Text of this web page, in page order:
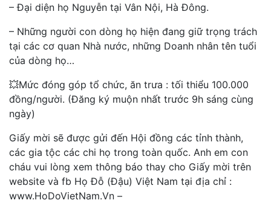
– Đại diện họ Nguyễn tại Vân Nội, Hà Đông.
– Những người con dòng họ hiện đang giữ trọng trách
tại các cơ quan Nhà nước, những Doanh nhân tên tuổi
của dòng họ…
💥Mức đóng góp tổ chức, ăn trưa : tối thiểu 100.000
đồng/người. (Đăng ký muộn nhất trước 9h sáng cùng
ngày)
Giấy mời sẽ được gửi đến Hội đồng các tỉnh thành,
các gia tộc các chi họ trong toàn quốc. Anh em con
cháu vui lòng xem thông báo thay cho Giấy mời trên
website và fb Họ Đỗ (Đậu) Việt Nam tại địa chỉ :
www.HoDoVietNam.Vn –